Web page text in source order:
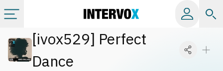
Kategorien
[ivox529] Perfect
Dance